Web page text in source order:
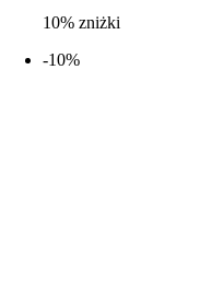
10% zniżki
-10%